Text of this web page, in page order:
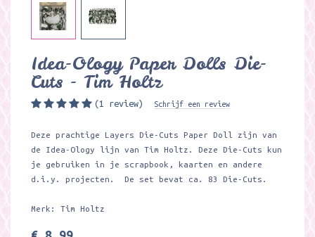
Idea-Ology Paper Dolls Die-
Cuts - Tim Holtz
(1 review) Schrijf een review
Deze prachtige Layers Die-Cuts Paper Doll zijn van
de Idea-Ology lijn van Tim Holtz. Deze Die-Cuts kun
je gebruiken in je scrapbook, kaarten en andere
d.i.y. projecten. De set bevat ca. 83 Die-Cuts.
Merk: Tim Holtz